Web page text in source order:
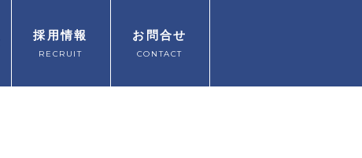
採用情報
RECRUIT
お問合せ
CONTACT